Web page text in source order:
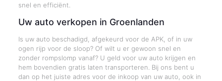
snel en efficiënt.
Uw auto verkopen in Groenlanden
Is uw auto beschadigd, afgekeurd voor de APK, of in uw
ogen rijp voor de sloop? Of wilt u er gewoon snel en
zonder rompslomp vanaf? U geld voor uw auto krijgen en
hem bovendien gratis laten transporteren. Bij ons bent u
dan op het juiste adres voor de inkoop van uw auto, ook in